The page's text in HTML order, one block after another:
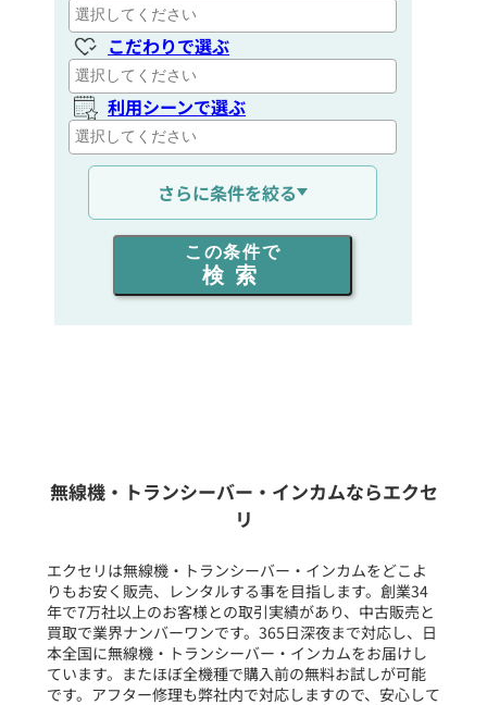
こだわりで選ぶ
利用シーンで選ぶ
通信距離を選ぶ
出力を選ぶ
同時通話人数を選ぶ
フリーワード入力(製品名等)
選択条件をリセット
さらに条件を絞る
この条件で
検索
無線機・トランシーバー・インカムならエクセ
リ
エクセリは無線機・トランシーバー・インカムをどこよ
りもお安く販売、レンタルする事を目指します。創業34
年で7万社以上のお客様との取引実績があり、中古販売と
買取で業界ナンバーワンです。365日深夜まで対応し、日
本全国に無線機・トランシーバー・インカムをお届けし
ています。またほぼ全機種で購入前の無料お試しが可能
です。アフター修理も弊社内で対応しますので、安心して